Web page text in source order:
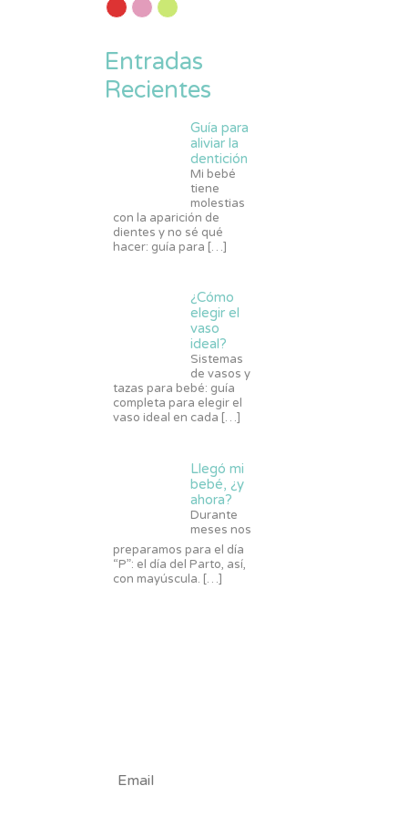
Entradas
Recientes
Guía para
aliviar la
dentición
Mi bebé
tiene
molestias
con la aparición de
dientes y no sé qué
hacer: guía para […]
¿Cómo
elegir el
vaso
ideal?
Sistemas
de vasos y
tazas para bebé: guía
completa para elegir el
vaso ideal en cada […]
Llegó mi
bebé, ¿y
ahora?
Durante
meses nos
preparamos para el día
“P”: el día del Parto, así,
con mayúscula. […]